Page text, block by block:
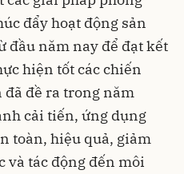
đẩy hoạt động sản
đầu năm nay để đạt kết
hiện tốt các chiến
đề ra trong năm
cải tiến, ứng dụng
toàn, hiệu quả, giảm
và tác động đến môi